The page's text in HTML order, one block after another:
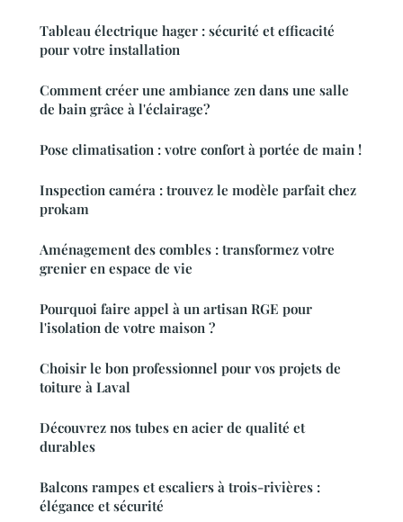
Tableau électrique hager : sécurité et efficacité
pour votre installation
Comment créer une ambiance zen dans une salle
de bain grâce à l'éclairage?
Pose climatisation : votre confort à portée de main !
Inspection caméra : trouvez le modèle parfait chez
prokam
Aménagement des combles : transformez votre
grenier en espace de vie
Pourquoi faire appel à un artisan RGE pour
l'isolation de votre maison ?
Choisir le bon professionnel pour vos projets de
toiture à Laval
Découvrez nos tubes en acier de qualité et
durables
Balcons rampes et escaliers à trois-rivières :
élégance et sécurité